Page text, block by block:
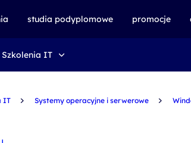
studia podyplomowe promocje
Szkolenia IT
IT Systemy operacyjne i serwerowe